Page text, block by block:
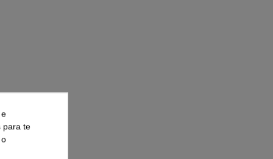
para te